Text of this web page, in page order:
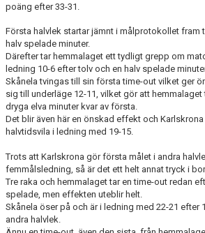
KONTAKT
poäng efter 33-31.
Första halvlek startar jämnt i målprotokollet fram
halv spelade minuter.
Därefter tar hemmalaget ett tydligt grepp om
ledning 10-6 efter tolv och en halv spelade
Skånela tvingas till sin första time-out vilket ger
sig till underläge 12-11, vilket gör att hemmalaget
dryga elva minuter kvar av första.
Det blir även här en önskad effekt och Karlskrona
halvtidsvila i ledning med 19-15.
Trots att Karlskrona gör första målet i andra
femmålsledning, så är det ett helt annat tryck i
Tre raka och hemmalaget tar en time-out redan
spelade, men effekten uteblir helt.
Skånela öser på och är i ledning med 22-21 efter
andra halvlek.